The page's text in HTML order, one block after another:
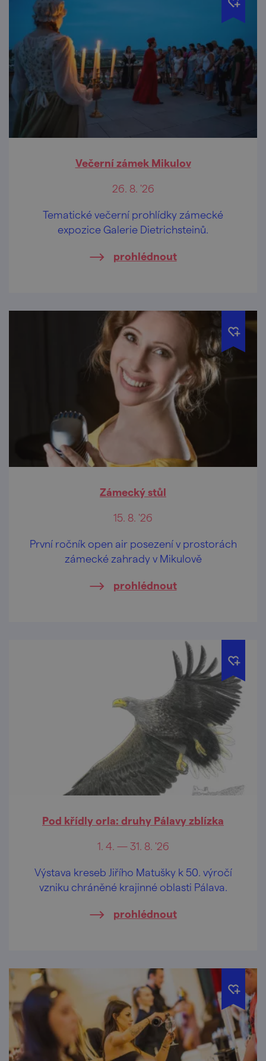
Večerní zámek Mikulov
26. 8. '26
Tematické večerní prohlídky zámecké
expozice Galerie Dietrichsteinů.
prohlédnout
Zámecký stůl
15. 8. '26
První ročník open air posezení v prostorách
zámecké zahrady v Mikulově
prohlédnout
Pod křídly orla: druhy Pálavy zblízka
1. 4. — 31. 8. '26
Výstava kreseb Jiřího Matušky k 50. výročí
vzniku chráněné krajinné oblasti Pálava.
prohlédnout